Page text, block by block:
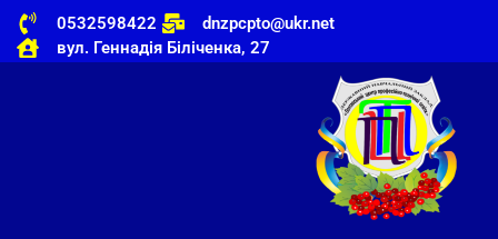
0532598422
dnzpcpto@ukr.net
вул. Геннадія Біліченка, 27